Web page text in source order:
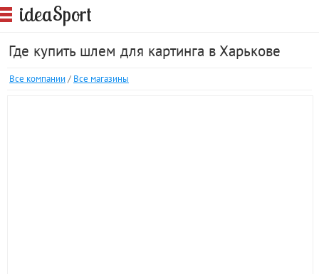
ideaSport
Где купить шлем для картинга в Харькове
Все компании / Все магазины